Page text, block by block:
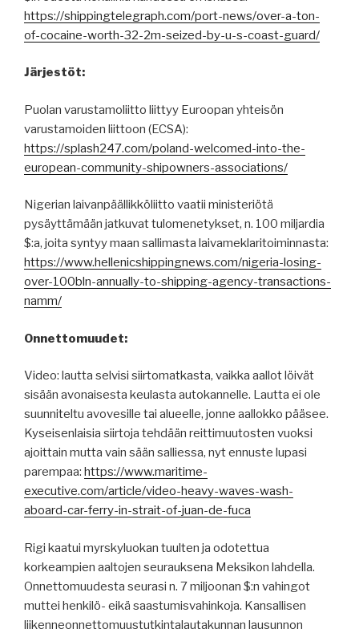
https://shippingtelegraph.com/port-news/over-a-ton-
of-cocaine-worth-32-2m-seized-by-u-s-coast-guard/
Järjestöt:
Puolan varustamoliitto liittyy Euroopan yhteisön
varustamoiden liittoon (ECSA):
https://splash247.com/poland-welcomed-into-the-
european-community-shipowners-associations/
Nigerian laivanpäällikköliitto vaatii ministeriötä
pysäyttämään jatkuvat tulomenetykset, n. 100 miljardia
$:a, joita syntyy maan sallimasta laivameklaritoiminnasta:
https://www.hellenicshippingnews.com/nigeria-losing-
over-100bln-annually-to-shipping-agency-transactions-
namm/
Onnettomuudet:
Video: lautta selvisi siirtomatkasta, vaikka aallot löivät
sisään avonaisesta keulasta autokannelle. Lautta ei ole
suunniteltu avovesille tai alueelle, jonne aallokko pääsee.
Kyseisenlaisia siirtoja tehdään reittimuutosten vuoksi
ajoittain mutta vain sään salliessa, nyt ennuste lupasi
parempaa: https://www.maritime-
executive.com/article/video-heavy-waves-wash-
aboard-car-ferry-in-strait-of-juan-de-fuca
Rigi kaatui myrskyluokan tuulten ja odotettua
korkeampien aaltojen seurauksena Meksikon lahdella.
Onnettomuudesta seurasi n. 7 miljoonan $:n vahingot
muttei henkilö- eikä saastumisvahinkoja. Kansallisen
liikenneonnettomuustutkintalautakunnan lausunnon